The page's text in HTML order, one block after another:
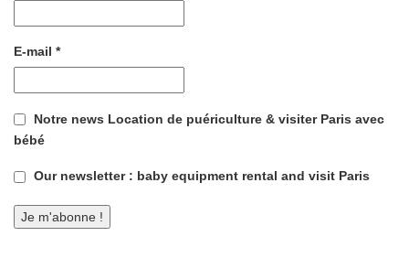
E-mail *
Notre news Location de puériculture & visiter Paris avec
bébé
Our newsletter : baby equipment rental and visit Paris